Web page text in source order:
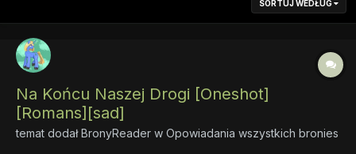
SORTUJ WEDŁUG
Na Końcu Naszej Drogi [Oneshot]
[Romans][sad]
temat dodałBronyReader w Opowiadania wszystkich bronies